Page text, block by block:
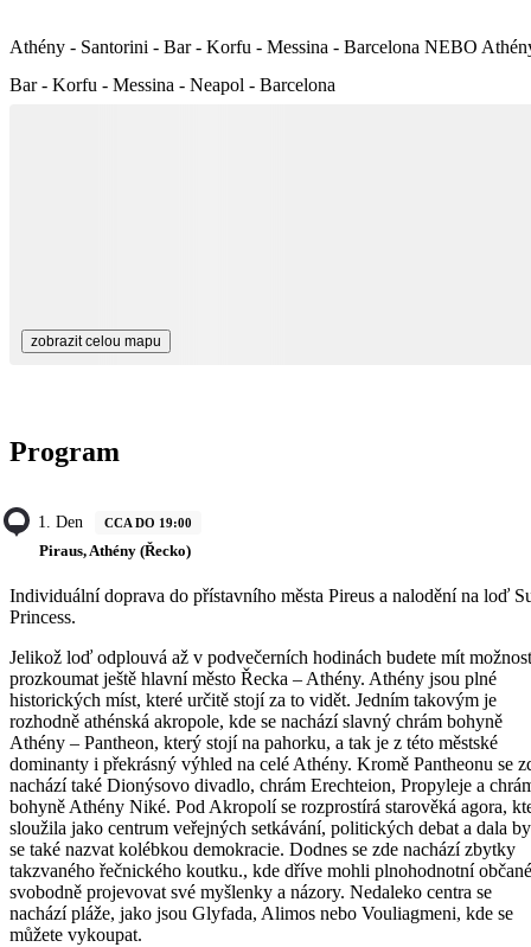
Athény - Santorini - Bar - Korfu - Messina - Barcelona NEBO
Bar - Korfu - Messina - Neapol - Barcelona
zobrazit celou mapu
Program
1. Den CCA DO 19:00
Piraus, Athény (Řecko)
Individuální doprava do přístavního města Pireus a nalodění na loď
Princess.
Jelikož loď odplouvá až v podvečerních hodinách budete mít možnost
prozkoumat ještě hlavní město Řecka – Athény. Athény jsou plné
historických míst, které určitě stojí za to vidět. Jedním takovým je
rozhodně athénská akropole, kde se nachází slavný chrám bohyně
Athény – Pantheon, který stojí na pahorku, a tak je z této městské
dominanty i překrásný výhled na celé Athény. Kromě Pantheonu se
nachází také Dionýsovo divadlo, chrám Erechteion, Propyleje a
bohyně Athény Niké. Pod Akropolí se rozprostírá starověká agora,
sloužila jako centrum veřejných setkávání, politických debat a dala by
se také nazvat kolébkou demokracie. Dodnes se zde nachází zbytky
takzvaného řečnického koutku., kde dříve mohli plnohodnotní občané
svobodně projevovat své myšlenky a názory. Nedaleko centra se
nachází pláže, jako jsou Glyfada, Alimos nebo Vouliagmeni, kde se
můžete vykoupat.